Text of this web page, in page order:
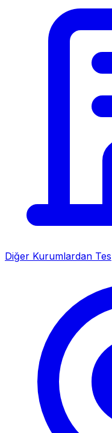
Diğer Kurumlardan